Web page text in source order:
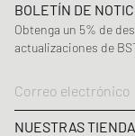
BOLETÍN DE
Obtenga un 5% de
actualizaciones de
Correo electrónico
NUESTRAS